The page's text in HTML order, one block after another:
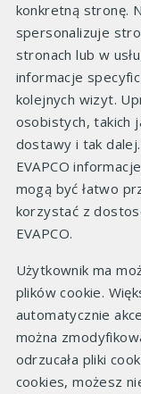
konkretną stronę.
spersonalizuje
stronach lub w
informacje
kolejnych wizyt.
osobistych, takich
dostawy i tak
EVAPCO
mogą być łatwo
korzystać z
EVAPCO.
Użytkownik ma
plików cookie.
automatycznie
można
odrzucała pliki
cookies, możesz